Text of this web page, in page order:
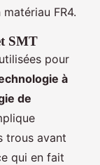
FR4.
SMT
pour
à
de
trous avant
qui en fait